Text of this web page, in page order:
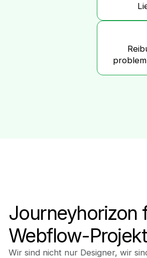
Journeyhorizon
Webflow-Projekt
Wir sind nicht nur Designer, wir